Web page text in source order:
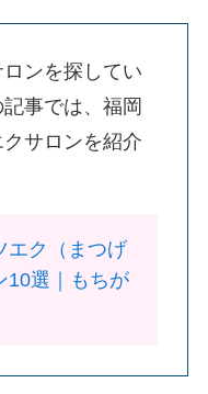
ンを探してい
事では、福岡
サロンを紹介
エク（まつげ
10選｜もちが